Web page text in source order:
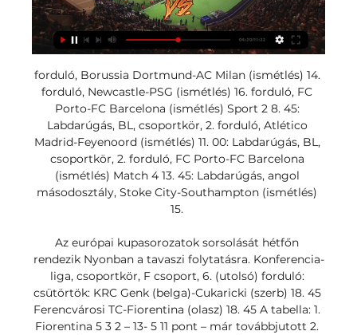
forduló, Borussia Dortmund-AC Milan (ismétlés) 14.
forduló, Newcastle-PSG (ismétlés) 16. forduló, FC
Porto-FC Barcelona (ismétlés) Sport 2 8. 45:
Labdarúgás, BL, csoportkör, 2. forduló, Atlético
Madrid-Feyenoord (ismétlés) 11. 00: Labdarúgás, BL,
csoportkör, 2. forduló, FC Porto-FC Barcelona
(ismétlés) Match 4 13. 45: Labdarúgás, angol
másodosztály, Stoke City-Southampton (ismétlés)
15.
Az európai kupasorozatok sorsolását hétfőn
rendezik Nyonban a tavaszi folytatásra. Konferencia-
liga, csoportkör, F csoport, 6. (utolsó) forduló:
csütörtök: KRC Genk (belga)-Cukaricki (szerb) 18. 45
Ferencvárosi TC-Fiorentina (olasz) 18. 45 A tabella: 1.
Fiorentina 5 3 2 – 13- 5 11 pont – már továbbjutott 2.